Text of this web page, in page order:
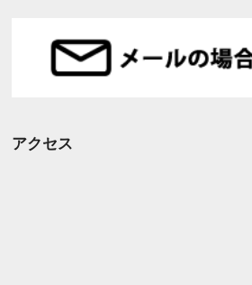
アクセス